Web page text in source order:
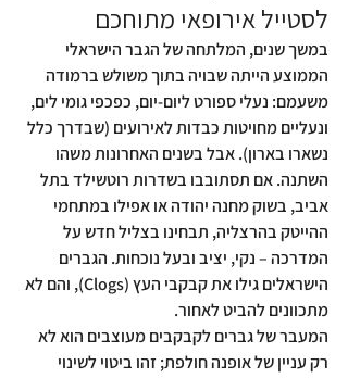
לסטייל אירופאי מתוחכם
במשך שנים, המלתחה של הגבר הישראלי
הממוצע הייתה שבויה בתוך משולש ברמודה
משעמם: נעלי ספורט ליום-יום, כפכפי גומי לים,
ונעליים מחויטות כבדות לאירועים (שבדרך כלל
נשארו בארון). אבל בשנים האחרונות משהו
השתנה. אם תסתובבו בשדרות רוטשילד בתל
אביב, בשוק מחנה יהודה או אפילו במתחמי
ההייטק בהרצליה, תבחינו בצליל חדש על
המדרכה – נקי, יציב ובעל נוכחות. הגברים
הישראלים גילו את קבקבי העץ (Clogs), והם לא
מתכוונים להביט לאחור.
המעבר של גברים לקבקבים מעוצבים הוא לא
רק עניין של אופנה חולפת; זהו ביטוי לשינוי